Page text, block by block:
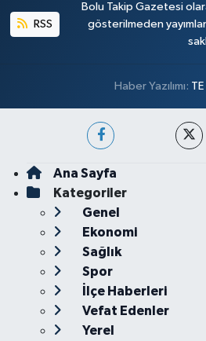
RSS
Bolu Takip Gazetesi
gösterilmeden
Haber Yazılımı:
Ana Sayfa
Kategoriler
Genel
Ekonomi
Sağlık
Spor
İlçe Haberleri
Vefat Edenler
Yerel